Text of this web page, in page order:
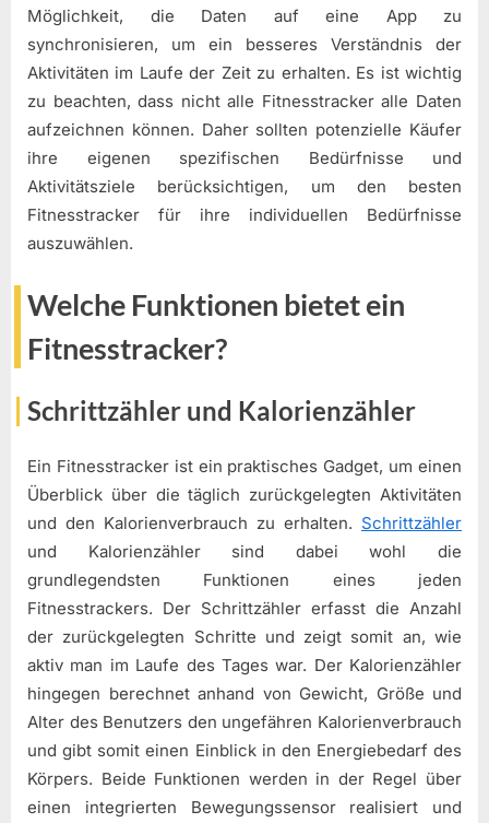
Möglichkeit, die Daten auf eine App zu
synchronisieren, um ein besseres Verständnis der
Aktivitäten im Laufe der Zeit zu erhalten. Es ist wichtig
zu beachten, dass nicht alle Fitnesstracker alle Daten
aufzeichnen können. Daher sollten potenzielle Käufer
ihre eigenen spezifischen Bedürfnisse und
Aktivitätsziele berücksichtigen, um den besten
Fitnesstracker für ihre individuellen Bedürfnisse
auszuwählen.
Welche Funktionen bietet ein
Fitnesstracker?
Schrittzähler und Kalorienzähler
Ein Fitnesstracker ist ein praktisches Gadget, um einen
Überblick über die täglich zurückgelegten Aktivitäten
und den Kalorienverbrauch zu erhalten. Schrittzähler
und Kalorienzähler sind dabei wohl die
grundlegendsten Funktionen eines jeden
Fitnesstrackers. Der Schrittzähler erfasst die Anzahl
der zurückgelegten Schritte und zeigt somit an, wie
aktiv man im Laufe des Tages war. Der Kalorienzähler
hingegen berechnet anhand von Gewicht, Größe und
Alter des Benutzers den ungefähren Kalorienverbrauch
und gibt somit einen Einblick in den Energiebedarf des
Körpers. Beide Funktionen werden in der Regel über
einen integrierten Bewegungssensor realisiert und